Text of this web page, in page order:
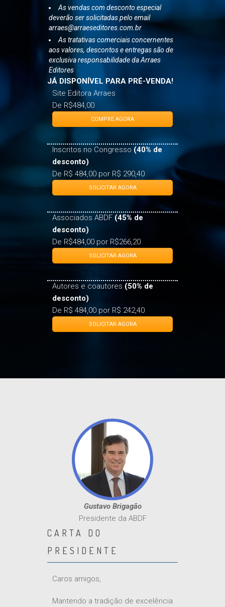
As vendas com desconto especial
deverão ser solicitadas pelo email
arraes@arraeseditores.com.br
As tratativas comerciais concernentes
aos valores, descontos e entregas são de
exclusiva responsabilidade da Arraes
Editores
JÁ DISPONÍVEL PARA PRÉ-VENDA!
Site Editora Arraes
De R$484,00
COMPRE AGORA
Inscritos no Congresso (40% de
desconto)
De R$ 484,00 por R$ 290,40
SOLICITAR AGORA
Associados ABDF (45% de
desconto)
De R$484,00 por R$266,20
SOLICITAR AGORA
Autores e coautores (50% de
desconto)
De R$ 484,00 por R$ 242,40
SOLICITAR AGORA
Gustavo Brigagão
Presidente da ABDF
CARTA DO
PRESIDENTE
Caros amigos,
Mantendo a tradição de excelência